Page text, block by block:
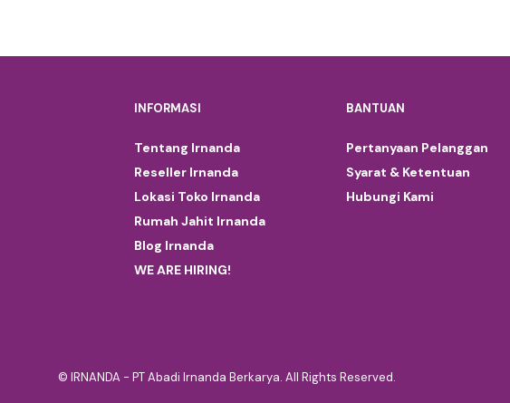
INFORMASI
Tentang Irnanda
Reseller Irnanda
Lokasi Toko Irnanda
Rumah Jahit Irnanda
Blog Irnanda
WE ARE HIRING!
BANTUAN
Pertanyaan Pelanggan
Syarat & Ketentuan
Hubungi Kami
© IRNANDA - PT Abadi Irnanda Berkarya. All Rights Reserved.